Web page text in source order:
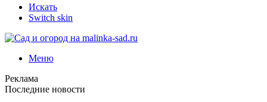
Искать
Switch skin
Меню
Реклама
Последние новости